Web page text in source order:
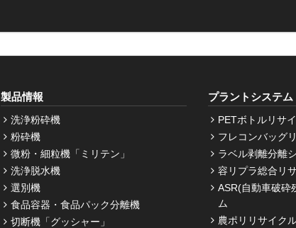
製品情報
洗浄粉砕機
粉砕機
微粉・細粒機「ミリテン」
洗浄脱水機
選別機
食品容器・食品パック分離機
切断機「グッシャー」
プラントシステム
PETボトルリサ
フレコンバッグ
ラベル剥離分離
容リプラ総合リ
ASR(自動車破砕
ム
農ポリリサイク